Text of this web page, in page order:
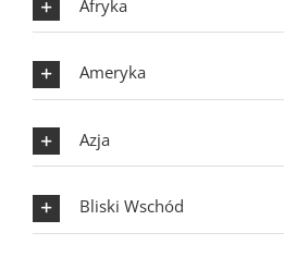
Afryka
Ameryka
Azja
Bliski Wschód